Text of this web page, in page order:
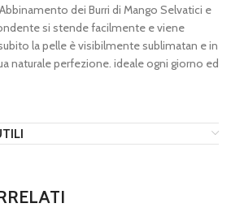
dei Burri di Mango Selvatici e
si stende facilmente e viene
la pelle è visibilmente sublimatan e in
naturale perfezione. ideale ogni giorno ed